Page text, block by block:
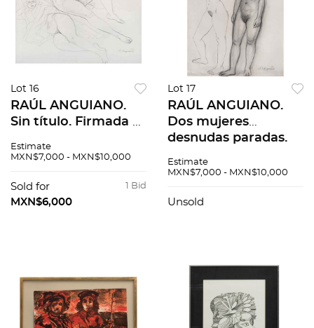
Lot 16
RAÚL ANGUIANO.
Sin título. Firmada y
sobre papel. 48.5 x
certificado
Estimate
MXN$7,000 - MXN$10,000
1 Bid
Sold for
MXN$6,000
Lot 17
RAÚL ANGUIANO.
Dos mujeres
desnudas paradas.
73. Tinta y
papel. 63 x 49 cm.
Estimate
MXN$7,000 - MXN$10,000
Unsold